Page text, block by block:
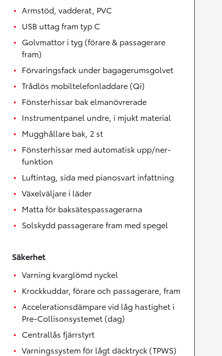
Armstöd, vadderat, PVC
USB uttag fram typ C
Golvmattor i tyg (förare & passagerare
fram)
Förvaringsfack under bagagerumsgolvet
Trådlös mobiltelefonladdare (Qi)
Fönsterhissar bak elmanövrerade
Instrumentpanel undre, i mjukt material
Mugghållare bak, 2 st
Fönsterhissar med automatisk upp/ner-
funktion
Luftintag, sida med pianosvart infattning
Växelväljare i läder
Matta för baksätespassagerarna
Solskydd passagerare fram med spegel
Säkerhet
Varning kvarglömd nyckel
Krockkuddar, förare och passagerare, fram
Accelerationsdämpare vid låg hastighet i
Pre-Collisonsystemet (dag)
Centrallås fjärrstyrt
Varningssystem för lågt däcktryck (TPWS)